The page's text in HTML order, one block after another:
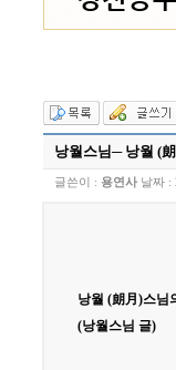
낭월스님─ 낭월 (
글쓴이 : 용연사 날짜 :
낭월 (朗月)스님
(낭월스님 글)